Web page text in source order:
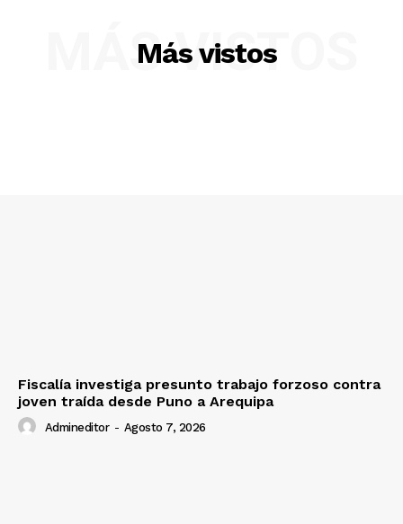
Más vistos
MÁS VISTOS
Fiscalía investiga presunto trabajo forzoso contra
joven traída desde Puno a Arequipa
Admineditor - Agosto 7, 2026